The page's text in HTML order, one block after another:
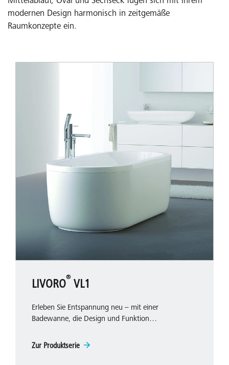
modernen Design harmonisch in zeitgemäße
Raumkonzepte ein.
LIVORO
®
VL1
Erleben Sie Entspannung neu – mit einer
Badewanne, die Design und Funktion…
Zur Produktserie